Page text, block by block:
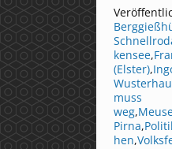
kensee,
(Elster),
muss
weg,
Pirna,
hen,